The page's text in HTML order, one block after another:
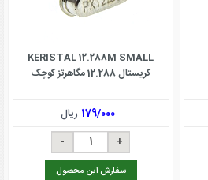
KERISTAL 12.288M SMALL
کریستال 12.288 مگاهرتز کوچک
179/000 ریال
سفارش این محصول